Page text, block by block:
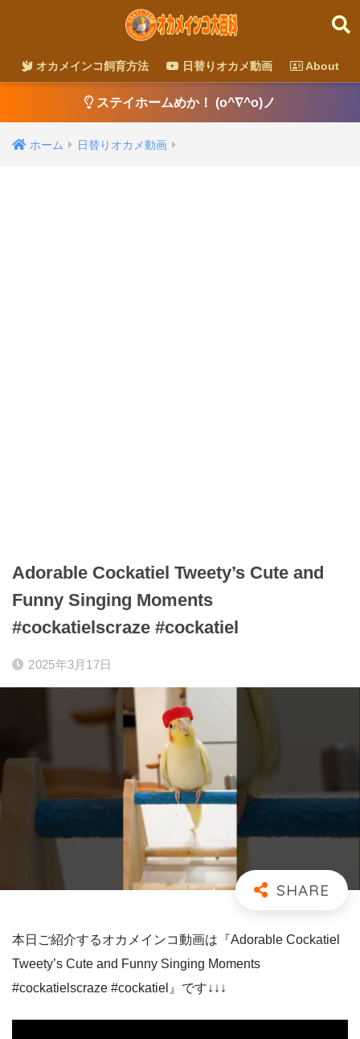
オカメインコ飼育方法 日替りオカメ動画 About
ステイホームめか！ (o^∇^o)ノ
ホーム 日替りオカメ動画
Adorable Cockatiel Tweety’s Cute and
Funny Singing Moments
#cockatielscraze #cockatiel
2025年3月17日
本日ご紹介するオカメインコ動画は『Adorable Cockatiel
Tweety’s Cute and Funny Singing Moments
#cockatielscraze #cockatiel』です↓↓↓